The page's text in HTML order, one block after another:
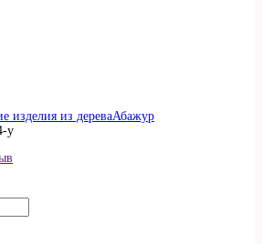
изделия из дереваАбажур
у